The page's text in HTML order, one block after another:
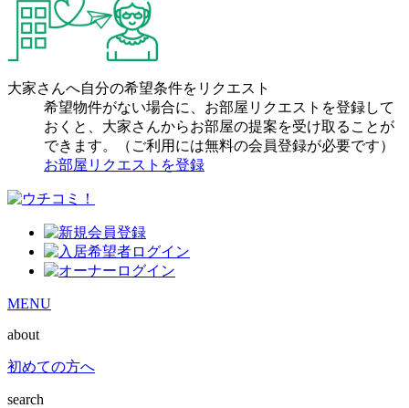
大家さんへ自分の希望条件をリクエスト
希望物件がない場合に、お部屋リクエストを登録して
おくと、大家さんからお部屋の提案を受け取ることが
できます。（ご利用には無料の会員登録が必要です）
お部屋リクエストを登録
MENU
about
初めての方へ
search